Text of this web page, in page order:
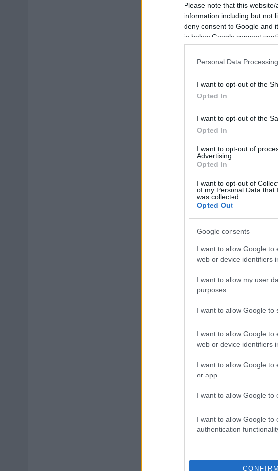
Please note that this
information including but not
deny consent to Google and
in below Google consent
Personal Data
I want to opt-out of the
Opted In
I want to opt-out of the
Opted In
I want to opt-out of
Advertising.
Opted In
I want to opt-out of
of my Personal Data that
was collected.
Opted Out
Google consents
I want to allow Google to
web or device identifiers
I want to allow my user
purposes.
I want to allow Google to
I want to allow Google to
web or device identifiers
I want to allow Google to
or app.
I want to allow Google to
I want to allow Google to
authentication
CONFIRM